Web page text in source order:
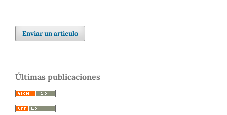
Enviar un artículo
Últimas publicaciones